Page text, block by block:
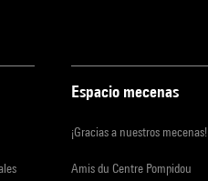
Espacio mecenas
¡Gracias a nuestros mecenas!
Amis du Centre Pompidou